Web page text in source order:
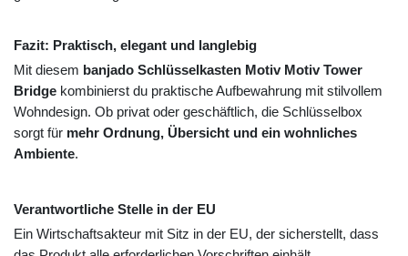
Fazit: Praktisch, elegant und langlebig
Mit diesem banjado Schlüsselkasten Motiv Motiv Tower
Bridge kombinierst du praktische Aufbewahrung mit stilvollem
Wohndesign. Ob privat oder geschäftlich, die Schlüsselbox
sorgt für mehr Ordnung, Übersicht und ein wohnliches
Ambiente.
Verantwortliche Stelle in der EU
Ein Wirtschaftsakteur mit Sitz in der EU, der sicherstellt, dass